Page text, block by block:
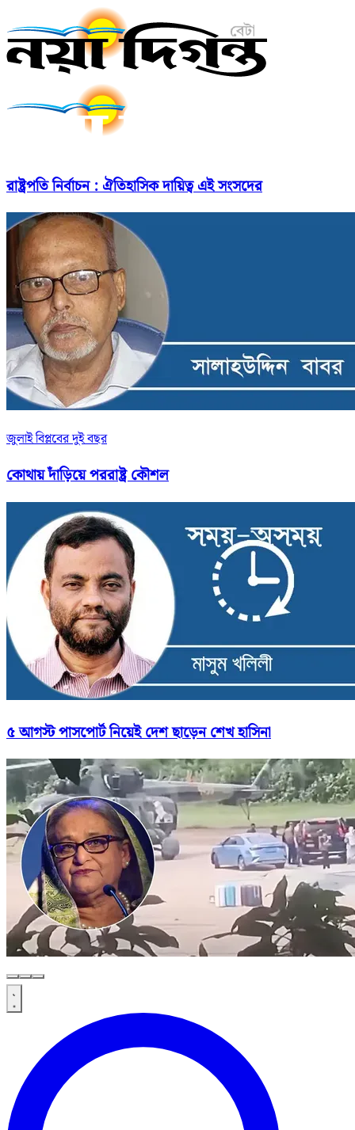
রাষ্ট্রপতি নির্বাচন : ঐতিহাসিক দায়িত্ব এই সংসদের
জুলাই বিপ্লবের দুই বছর
কোথায় দাঁড়িয়ে পররাষ্ট্র কৌশল
৫ আগস্ট পাসপোর্ট নিয়েই দেশ ছাড়েন শেখ হাসিনা